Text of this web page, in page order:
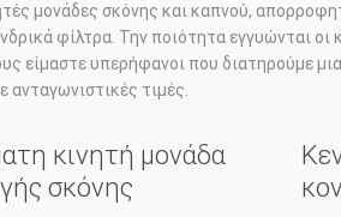
μονάδες σκόνης και καπνού,
φίλτρα. Την ποιότητα εγγυώνται
είμαστε υπερήφανοι που διατηρούμε
τιμές.
κινητή μονάδα
σκόνης